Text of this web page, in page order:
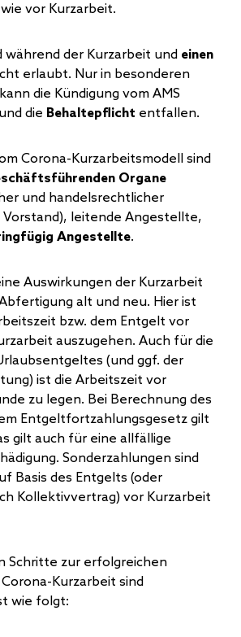
wie vor Kurzarbeit.
während der Kurzarbeit und einen
erlaubt. Nur in besonderen
die Kündigung vom AMS
die Behaltepflicht entfallen.
Corona-Kurzarbeitsmodell sind
Organe
und handelsrechtlicher
leitende Angestellte,
Angestellte.
Auswirkungen der Kurzarbeit
alt und neu. Hier ist
bzw. dem Entgelt vor
auszugehen. Auch für die
(und ggf. der
ist die Arbeitszeit vor
zu legen. Bei Berechnung des
Entgeltfortzahlungsgesetz gilt
gilt auch für eine allfällige
Sonderzahlungen sind
Basis des Entgelts (oder
Kollektivvertrag) vor Kurzarbeit
Schritte zur erfolgreichen
Kurzarbeit sind
wie folgt: